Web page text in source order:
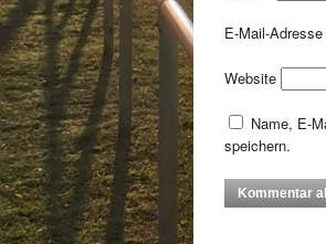
E-Mail-Adresse
Website
Name, E-
speichern.